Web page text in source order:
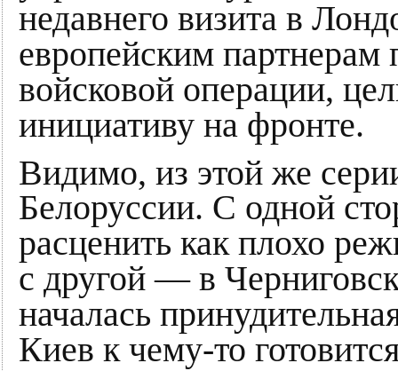
недавнего визита в
европейским партнерам
войсковой операции,
инициативу на фронте.
Видимо, из этой же
Белоруссии. С одной
расценить как плохо
с другой — в
началась
Киев к чему-то